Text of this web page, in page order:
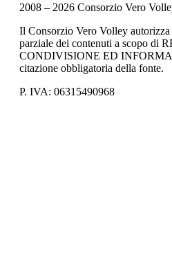
2008 – 2026 Consorzio Vero
Il Consorzio Vero Volley
parziale dei contenuti a scopo di
CONDIVISIONE ED
citazione obbligatoria della fonte.
P. IVA: 06315490968